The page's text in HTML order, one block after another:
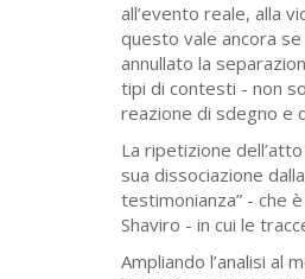
all’evento reale, alla
questo vale ancora
annullato la
tipi di contesti - non
reazione di sdegno e
La ripetizione
sua dissociazione
testimonianza” - che
Shaviro - in cui le
Ampliando l’analisi al